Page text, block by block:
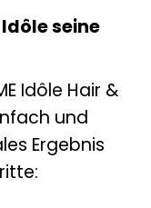
seine
Idôle Hair &
und
Ergebnis